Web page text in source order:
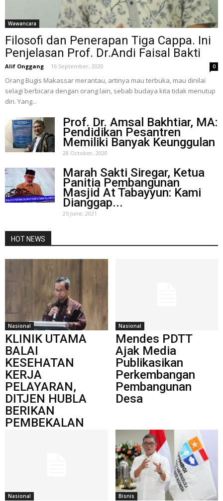
Wawancara
Filosofi dan Penerapan Tiga Cappa. Ini
Penjelasan Prof. Dr.Andi Faisal Bakti
Alif Onggang - 16 September, 2020 0
Orang Bugis Makassar merantau, artinya mau terbuka, mau dinilai
selagi berbicara dengan orang lain, sebab budaya kita tidak menutup
diri. Yang...
Prof. Dr. Amsal Bakhtiar, MA:
Pendidikan Pesantren
Memiliki Banyak Keunggulan
28 October, 2020
Marah Sakti Siregar, Ketua
Panitia Pembangunan
Masjid At Tabayyun: Kami
Dianggap...
25 June, 2021
HOT NEWS
Nasional
KLINIK UTAMA
BALAI
KESEHATAN
KERJA
PELAYARAN,
DITJEN HUBLA
BERIKAN
PEMBEKALAN
Nasional
Mendes PDTT
Ajak Media
Publikasikan
Perkembangan
Pembangunan
Desa
Nasional Bisnis